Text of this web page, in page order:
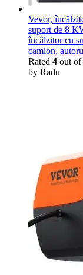
Vevor,
suport de 8
încălzitor cu
camion,
Rated 4 out of
by Radu